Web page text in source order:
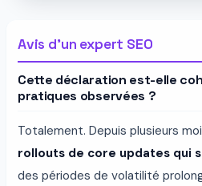
Avis d'un expert SEO
Cette déclaration est-elle
pratiques observées ?
Totalement. Depuis plusieurs
rollouts de core updates qui
des périodes de volatilité